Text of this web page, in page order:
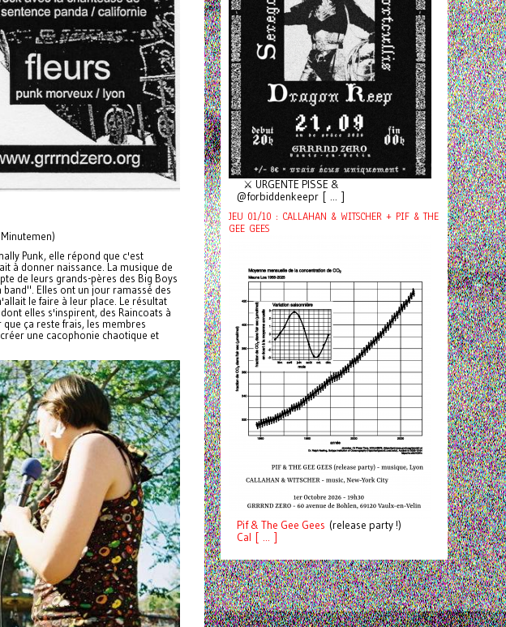
Punk, elle répond que c'est
à donner naissance. La musique de
de leurs grands-pères des Big Boys
Elles ont un jour ramassé des
le faire à leur place. Le résultat
elles s'inspirent, des Raincoats à
ça reste frais, les membres
une cacophonie chaotique et
⚔️ URGENTE PISSE &
@forbiddenkeepr [ ... ]
JEU 01/10 : CALLAHAN & WITSCHER + PIF & THE
GEE GEES
Pif& The Gee Gees (release party !)
Cal [ ... ]